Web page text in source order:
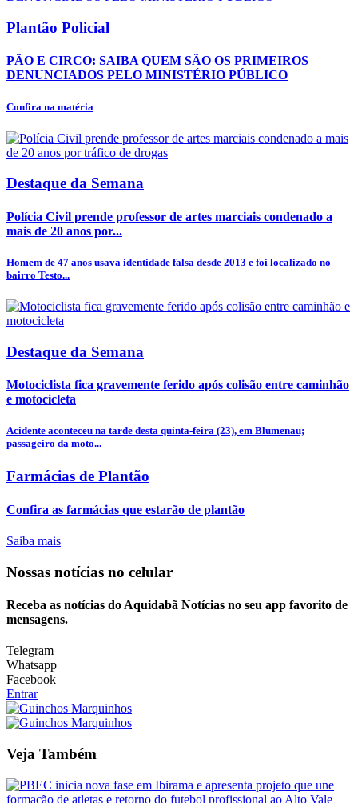
Plantão Policial
PÃO E CIRCO: SAIBA QUEM SÃO OS PRIMEIROS
DENUNCIADOS PELO MINISTÉRIO PÚBLICO
Confira na matéria
Destaque da Semana
Polícia Civil prende professor de artes marciais condenado a
mais de 20 anos por...
Homem de 47 anos usava identidade falsa desde 2013 e foi localizado no
bairro Testo...
Destaque da Semana
Motociclista fica gravemente ferido após colisão entre caminhão
e motocicleta
Acidente aconteceu na tarde desta quinta-feira (23), em Blumenau;
passageiro da moto...
Farmácias de Plantão
Confira as farmácias que estarão de plantão
Saiba mais
Nossas notícias no celular
Receba as notícias do Aquidabã Notícias no seu app favorito de
mensagens.
Telegram
Whatsapp
Facebook
Entrar
Veja Também